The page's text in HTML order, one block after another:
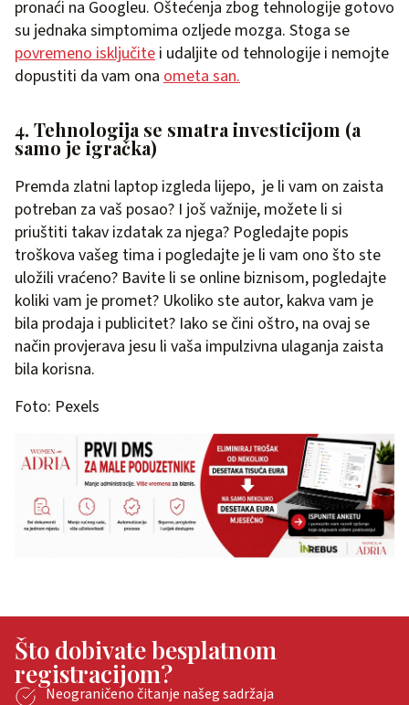
pronaći na Googleu. Oštećenja zbog tehnologije gotovo
su jednaka simptomima ozljede mozga. Stoga se
povremeno isključite i udaljite od tehnologije i nemojte
dopustiti da vam ona ometa san.
4. Tehnologija se smatra investicijom (a
samo je igračka)
Premda zlatni laptop izgleda lijepo, je li vam on zaista
potreban za vaš posao? I još važnije, možete li si
priuštiti takav izdatak za njega? Pogledajte popis
troškova vašeg tima i pogledajte je li vam ono što ste
uložili vraćeno? Bavite li se online biznisom, pogledajte
koliki vam je promet? Ukoliko ste autor, kakva vam je
bila prodaja i publicitet? Iako se čini oštro, na ovaj se
način provjerava jesu li vaša impulzivna ulaganja zaista
bila korisna.
Foto: Pexels
Što dobivate besplatnom
registracijom?
Neograničeno čitanje našeg sadržaja